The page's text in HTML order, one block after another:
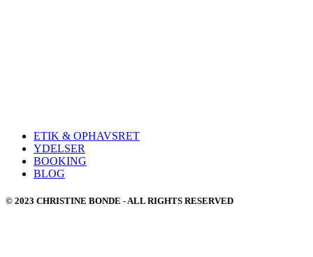
ETIK & OPHAVSRET
YDELSER
BOOKING
BLOG
© 2023 CHRISTINE BONDE - ALL RIGHTS RESERVED